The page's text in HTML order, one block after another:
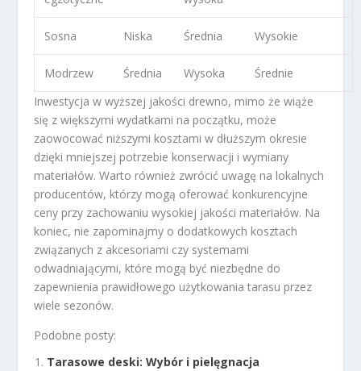
Sosna Niska Średnia Wysokie
Modrzew Średnia Wysoka
Średnie
Inwestycja w wyższej jakości drewno, mimo że wiąże
się z większymi wydatkami na początku, może
zaowocować niższymi kosztami w dłuższym okresie
dzięki mniejszej potrzebie konserwacji i wymiany
materiałów. Warto również zwrócić uwagę na lokalnych
producentów, którzy mogą oferować konkurencyjne
ceny przy zachowaniu wysokiej jakości materiałów. Na
koniec, nie zapominajmy o dodatkowych kosztach
związanych z akcesoriami czy systemami
odwadniającymi, które mogą być niezbędne do
zapewnienia prawidłowego użytkowania tarasu przez
wiele sezonów.
Podobne posty:
Tarasowe deski: Wybór i pielęgnacja